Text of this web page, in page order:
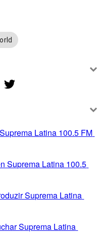
Latina 100.5 FM
Suprema Latina 100.5
Suprema Latina
Suprema Latina